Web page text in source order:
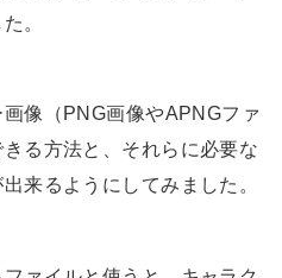
。
像（PNG画像やAPNGファ
る方法と、それらに必要な
来るようにしてみました。